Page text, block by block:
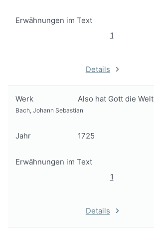
Erwähnungen im Text
1
Details
Werk Also hat Gott die
Bach, Johann Sebastian
Jahr 1725
Erwähnungen im Text
1
Details